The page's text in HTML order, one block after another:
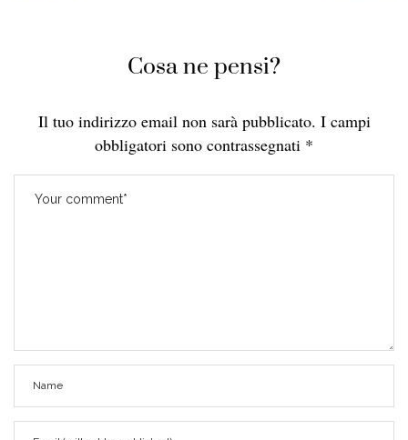
Cosa ne pensi?
Il tuo indirizzo email non sarà pubblicato. I campi
obbligatori sono contrassegnati *